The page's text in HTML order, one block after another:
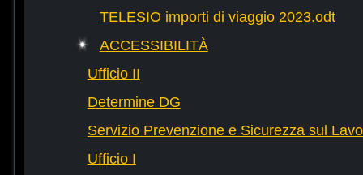
TELESIO importi di viaggio 2023.odt
ACCESSIBILITÀ
Ufficio II
Determine DG
Servizio Prevenzione e Sicurezza sul
Ufficio I